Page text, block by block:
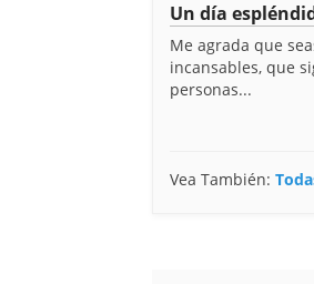
Un día
Me agrada que
incansables, que
personas...
Vea También: